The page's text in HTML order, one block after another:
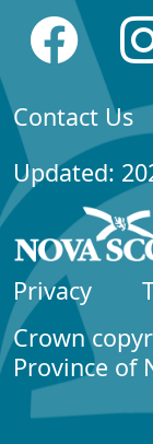
Contact Us
Updated:
Privacy
Crown
Province of